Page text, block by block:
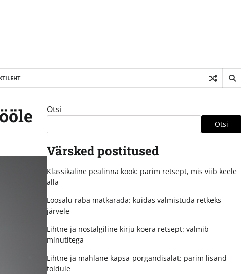
Otsi
Otsi
Värsked postitused
Klassikaline pealinna kook: parim retsept, mis viib keele
alla
Loosalu raba matkarada: kuidas valmistuda retkeks
järvele
Lihtne ja nostalgiline kirju koera retsept: valmib
minutitega
Lihtne ja mahlane kapsa-porgandisalat: parim lisand
toidule